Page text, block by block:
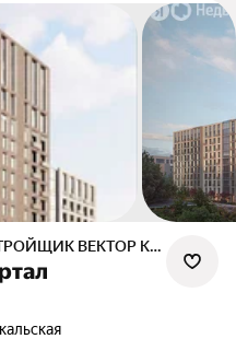
ВЕКТОР КВАРТАЛ